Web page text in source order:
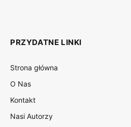
PRZYDATNE LINKI
Strona główna
O Nas
Kontakt
Nasi Autorzy